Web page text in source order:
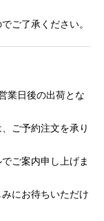
ご了承ください。
業日後の出荷とな
ご予約注文を承り
ご案内申し上げま
にお待ちいただけ